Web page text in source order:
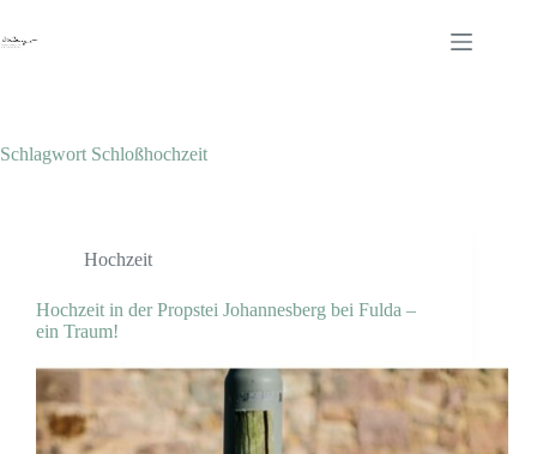
springen
Schlagwort Schloßhochzeit
Hochzeit
Hochzeit in der Propstei Johannesberg bei Fulda –
ein Traum!